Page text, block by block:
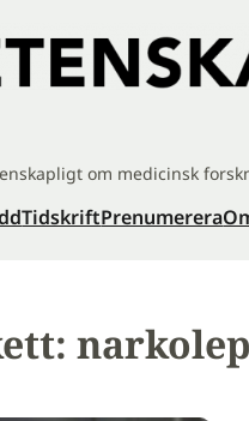
om medicinsk
TidskriftPrenumerera